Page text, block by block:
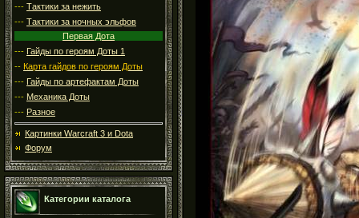
--- Тактики за нежить
--- Тактики за ночных эльфов
Первая Дота
--- Гайды по героям Доты 1
-- Карта гайдов по героям Доты
--- Гайды по артефактам Доты
--- Механика Доты
--- Разное
Картинки Warcraft 3 и Dota
Форум
Категории каталога